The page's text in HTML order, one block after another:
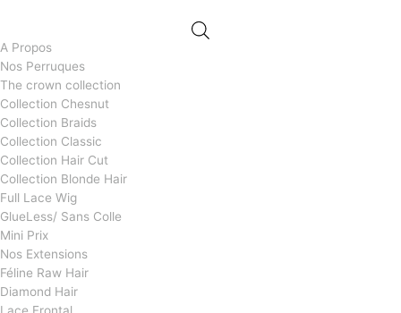
A Propos
Nos Perruques
The crown collection
Collection Chesnut
Collection Braids
Collection Classic
Collection Hair Cut
Collection Blonde Hair
Full Lace Wig
GlueLess/ Sans Colle
Mini Prix
Nos Extensions
Féline Raw Hair
Diamond Hair